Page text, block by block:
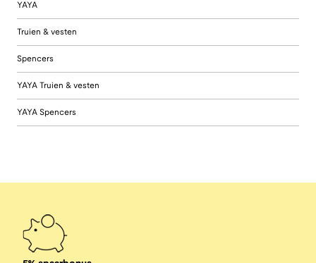
YAYA
Truien & vesten
Spencers
YAYA Truien & vesten
YAYA Spencers